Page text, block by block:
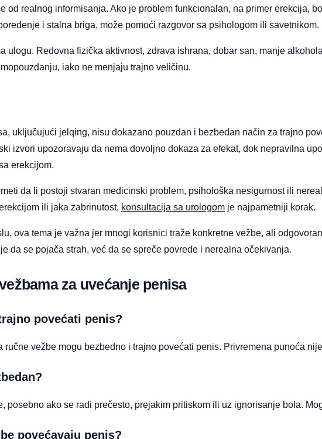
od realnog informisanja. Ako je problem funkcionalan, na primer erekcija,
i stalna briga, može pomoći razgovor sa psihologom ili savetnikom.
ulogu. Redovna fizička aktivnost, zdrava ishrana, dobar san, manje
iako ne menjaju trajno veličinu.
uključujući jelqing, nisu dokazano pouzdan i bezbedan način za trajno
izvori upozoravaju da nema dovoljno dokaza za efekat, dok nepravilna
erekcijom.
da li postoji stvaran medicinski problem, psihološka nesigurnost ili
ili jaka zabrinutost, konsultacija sa urologom je najpametniji korak.
ova tema je važna jer mnogi korisnici traže konkretne vežbe, ali
da se pojača strah, već da se spreče povrede i nerealna očekivanja.
za uvećanje penisa
povećati penis?
ručne vežbe mogu bezbedno i trajno povećati penis. Privremena punoća
posebno ako se radi prečesto, prejakim pritiskom ili uz ignorisanje bola.
povećavaju penis?